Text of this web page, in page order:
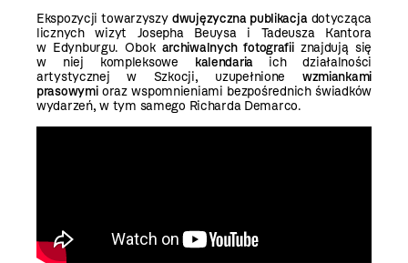
Ekspozycji towarzyszy dwujęzyczna publikacjadotycząca
licznych wizyt Josepha Beuysa i Tadeusza Kantora
w Edynburgu. Obok archiwalnych fotografiiznajdują się
w niej kompleksowe kalendaria ich działalności
artystycznej w Szkocji, uzupełnione wzmiankami
prasowymioraz wspomnieniami bezpośrednich świadków
wydarzeń, w tym samego Richarda Demarco.